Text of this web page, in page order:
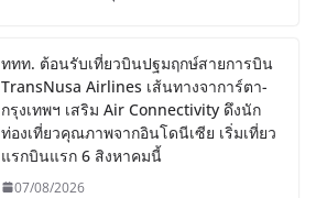
ททท. ต้อนรับเที่ยวบินปฐมฤกษ์สายการบิน
TransNusa Airlines เส้นทางจาการ์ตา-
กรุงเทพฯ เสริม Air Connectivity ดึงนัก
ท่องเที่ยวคุณภาพจากอินโดนีเซีย เริ่มเที่ยว
แรกบินแรก 6 สิงหาคมนี้
07/08/2026